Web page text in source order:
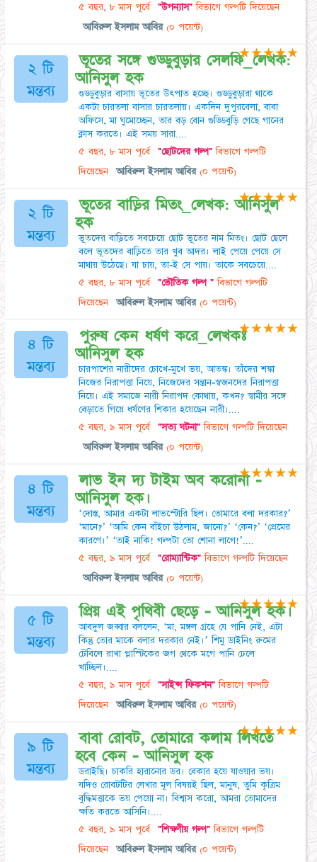
৫ বছর, ৮ মাস পূর্বে "উপন্যাস"বিভাগে গল্পটি দিয়েছেন
আবিরুল ইসলাম আবির(০ পয়েন্ট)
২ টি
মন্তব্য
ভূতের সঙ্গে গুড্ডুবুড়ার সেলফি_লেখক:
আনিসুল হক
গুড্ডুবুড়ার বাসায় ভূতের উৎপাত হচ্ছে। গুড্ডুবুড়ারা থাকে
একটা চারতলা বাসার চারতলায়। একদিন দুপুরবেলা, বাবা
অফিসে, মা ঘুমোচ্ছেন, তার বড় বোন গুড্ডিবুড়ি গেছে গানের
ক্লাস করতে। এই সময় সারা....
৫ বছর, ৮ মাস পূর্বে "ছোটদের গল্প"বিভাগে গল্পটি
দিয়েছেন
আবিরুল ইসলাম আবির(০ পয়েন্ট)
★★★★★
২ টি
মন্তব্য
ভূতের বাড়ির মিতং_লেখক: আনিসুল
হক
ভূতদের বাড়িতে সবচেয়ে ছোট ভূতের নাম মিতং। ছোট ছেলে
বলে ভূতদের বাড়িতে তার খুব আদর। লাই পেয়ে পেয়ে সে
মাথায় উঠেছে। যা চায়, তা-ই সে পায়। তাকে সবচেয়ে....
৫ বছর, ৮ মাস পূর্বে "ভৌতিক গল্প "বিভাগে গল্পটি
দিয়েছেন
আবিরুল ইসলাম আবির(০ পয়েন্ট)
★★★★★
৪ টি
মন্তব্য
পুরুষ কেন ধর্ষণ করে_লেখকঃ
আনিসুল হক
চারপাশের নারীদের চোখে-মুখে ভয়, আতঙ্ক। তাঁদের শঙ্কা
নিজের নিরাপত্তা নিয়ে, নিজেদের সন্তান-স্বজনদের নিরাপত্তা
নিয়ে। এই সমাজে নারী নিরাপদ কোথায়, কখন? স্বামীর সঙ্গে
বেড়াতে গিয়ে ধর্ষণের শিকার হয়েছেন নারী।....
৫ বছর, ৯ মাস পূর্বে "সত্য ঘটনা"বিভাগে গল্পটি দিয়েছেন
আবিরুল ইসলাম আবির(০ পয়েন্ট)
★★★★★
৪ টি
মন্তব্য
লাভ ইন দ্য টাইম অব করোনা -
আনিসুল হক।
‘দোস্ত, আমার একটা লাভস্টোরি ছিল। তোমারে বলা দরকার?’
‘মানে?’ ‘আমি কেন বাঁইচা উঠলাম, জানো?’ ‘কেন?’ ‘প্রেমের
কারণে।’ ‘তাই নাকি! গল্পটা তো শোনা লাগে!’....
৫ বছর, ৯ মাস পূর্বে "রোম্যান্টিক"বিভাগে গল্পটি দিয়েছেন
আবিরুল ইসলাম আবির(০ পয়েন্ট)
★★★★★
৫ টি
মন্তব্য
প্রিয় এই পৃথিবী ছেড়ে - আনিসুল হক।
আবদুল জব্বার বললেন, ‘মা, মঙ্গল গ্রহে যে পানি নেই, এটা
কিন্তু তোর মাকে বলার দরকার নেই।’ শিমু ডাইনিং রুমের
টেবিলে রাখা প্লাস্টিকের জগ থেকে মগে পানি ঢেলে
খাচ্ছিল।....
৫ বছর, ৯ মাস পূর্বে "সাইন্স ফিকশন"বিভাগে গল্পটি
দিয়েছেন
আবিরুল ইসলাম আবির(০ পয়েন্ট)
★★★★★
৯ টি
মন্তব্য
বাবা রোবট, তোমারে কলাম লিখতে
হবে কেন - আনিসুল হক
ডরাইছি। চাকরি হারানোর ডর। বেকার হয়ে যাওয়ার ভয়।
যদিও রোবটটির লেখার মূল বিষয়ই ছিল, মানুষ, তুমি কৃত্রিম
বুদ্ধিমত্তাকে ভয় পেয়ো না। বিশ্বাস করো, আমরা তোমাদের
ক্ষতি করতে আসিনি।....
৫ বছর, ৯ মাস পূর্বে "শিক্ষণীয় গল্প"বিভাগে গল্পটি
দিয়েছেন
আবিরুল ইসলাম আবির(০ পয়েন্ট)
★★★★★